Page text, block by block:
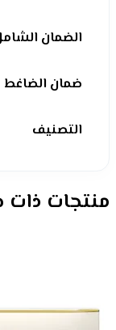
الضمان
ضمان الضاغط
التصنيف
منتجات ذات